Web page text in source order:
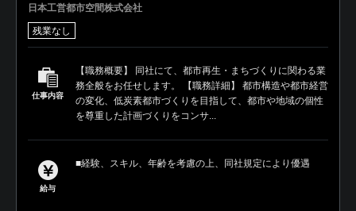
日本工営都市空間株式会社
残業なし
仕事内容
【職務概要】 同社にて、都市再生・まちづくりに関わる業
務全般をお任せします。 【職務詳細】 都市構造や都市経営
の変化、低炭素都市づくりを目指して、都市や地域の個性
を尊重した計画づくりをコンサ...
給与
■経験、スキル、年齢を考慮の上、同社規定により優遇